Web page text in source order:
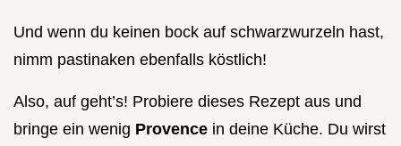
Und wenn du keinen bock auf schwarzwurzeln hast,
nimm pastinaken ebenfalls köstlich!
Also, auf geht’s! Probiere dieses Rezept aus und
bringe ein wenig Provence in deine Küche. Du wirst